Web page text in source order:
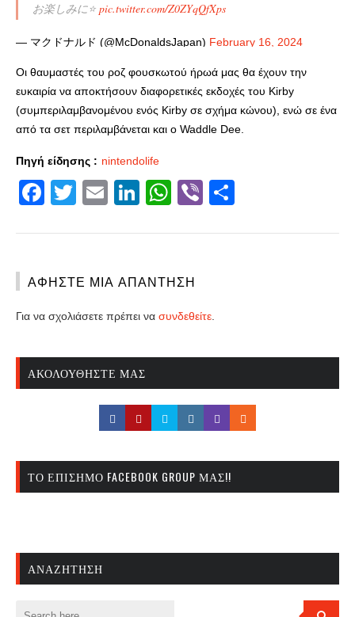
お楽しみに⭐ pic.twitter.com/Z0ZYqQfXps
— マクドナルド (@McDonaldsJapan) February 16, 2024
Οι θαυμαστές του ροζ φουσκωτού ήρωά μας θα έχουν την
ευκαιρία να αποκτήσουν διαφορετικές εκδοχές του Kirby
(συμπεριλαμβανομένου ενός Kirby σε σχήμα κώνου), ενώ σε ένα
από τα σετ περιλαμβάνεται και ο Waddle Dee.
Πηγή είδησης : nintendolife
Facebook
Twitter
EmailLinkedIn
WhatsApp
Viber
ΑΦΉΣΤΕ ΜΙΑ ΑΠΆΝΤΗΣΗ
Για να σχολιάσετε πρέπει να συνδεθείτε
ΑΚΟΛΟΥΘΉΣΤΕ ΜΑΣ
ΤΟ ΕΠΊΣΗΜΟ FACEBOOK GROUP ΜΑΣ!!
ΑΝΑΖΉΤΗΣΗ